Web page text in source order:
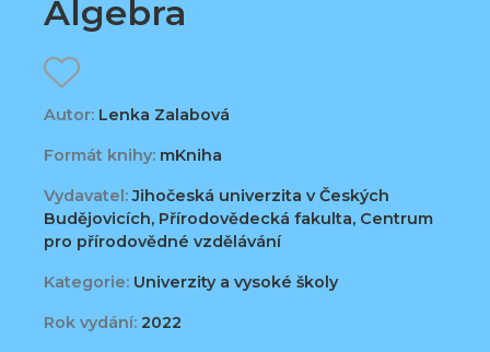
Algebra
Autor: Lenka Zalabová
Formát knihy: mKniha
Vydavatel:Jihočeská univerzita v Českých
Budějovicích, Přírodovědecká fakulta, Centrum
pro přírodovědné vzdělávání
Kategorie: Univerzity a vysoké školy
Rok vydání: 2022